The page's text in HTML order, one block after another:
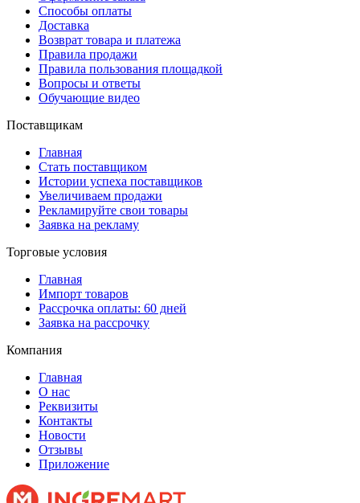
Способы оплаты
Доставка
Возврат товара и платежа
Правила продажи
Правила пользования площадкой
Вопросы и ответы
Обучающие видео
Поставщикам
Главная
Стать поставщиком
Истории успеха поставщиков
Увеличиваем продажи
Рекламируйте свои товары
Заявка на рекламу
Торговые условия
Главная
Импорт товаров
Рассрочка оплаты: 60 дней
Заявка на рассрочку
Компания
Главная
О нас
Реквизиты
Контакты
Новости
Отзывы
Приложение